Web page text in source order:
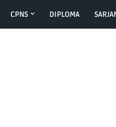
CPNS DIPLOMA